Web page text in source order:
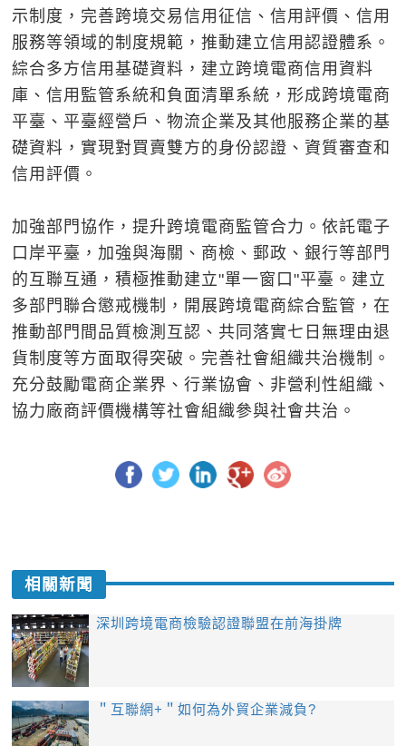
示制度，完善跨境交易信用征信、信用評價、信用
服務等領域的制度規範，推動建立信用認證體系。
綜合多方信用基礎資料，建立跨境電商信用資料
庫、信用監管系統和負面清單系統，形成跨境電商
平臺、平臺經營戶、物流企業及其他服務企業的基
礎資料，實現對買賣雙方的身份認證、資質審查和
信用評價。
加強部門協作，提升跨境電商監管合力。依託電子
口岸平臺，加強與海關、商檢、郵政、銀行等部門
的互聯互通，積極推動建立"單一窗口"平臺。建立
多部門聯合懲戒機制，開展跨境電商綜合監管，在
推動部門間品質檢測互認、共同落實七日無理由退
貨制度等方面取得突破。完善社會組織共治機制。
充分鼓勵電商企業界、行業協會、非營利性組織、
協力廠商評價機構等社會組織參與社會共治。
相關新聞
深圳跨境電商檢驗認證聯盟在前海掛牌
＂互聯網+＂如何為外貿企業減負?